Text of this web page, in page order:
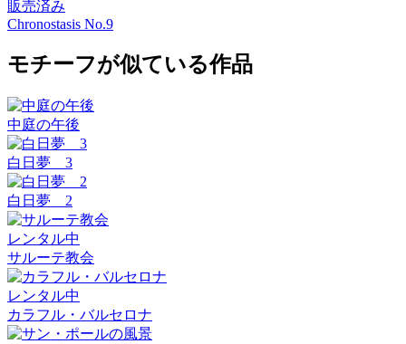
販売済み
Chronostasis No.9
モチーフが似ている作品
中庭の午後
白日夢 3
白日夢 2
レンタル中
サルーテ教会
レンタル中
カラフル・バルセロナ